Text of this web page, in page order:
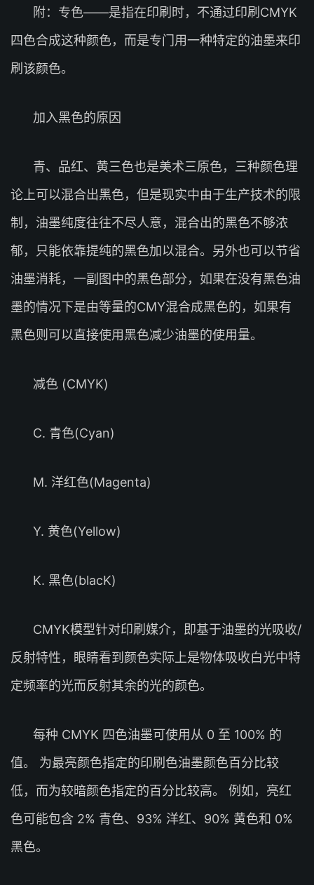
附：专色——是指在印刷时，不通过印刷CMYK
四色合成这种颜色，而是专门用一种特定的油墨来印
刷该颜色。
加入黑色的原因
青、品红、黄三色也是美术三原色，三种颜色理
论上可以混合出黑色，但是现实中由于生产技术的限
制，油墨纯度往往不尽人意，混合出的黑色不够浓
郁，只能依靠提纯的黑色加以混合。另外也可以节省
油墨消耗，一副图中的黑色部分，如果在没有黑色油
墨的情况下是由等量的CMY混合成黑色的，如果有
黑色则可以直接使用黑色减少油墨的使用量。
减色 (CMYK)
C. 青色(Cyan)
M. 洋红色(Magenta)
Y. 黄色(Yellow)
K. 黑色(blacK)
CMYK模型针对印刷媒介，即基于油墨的光吸收/
反射特性，眼睛看到颜色实际上是物体吸收白光中特
定频率的光而反射其余的光的颜色。
每种 CMYK 四色油墨可使用从 0 至 100% 的
值。 为最亮颜色指定的印刷色油墨颜色百分比较
低，而为较暗颜色指定的百分比较高。 例如，亮红
色可能包含 2% 青色、93% 洋红、90% 黄色和 0%
黑色。